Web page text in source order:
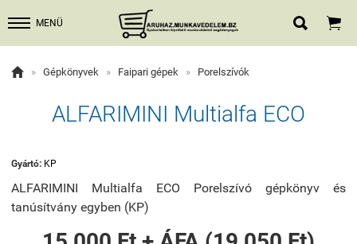
MENÜ  
 » Gépkönyvek » Faipari gépek » Porelszívók
ALFARIMINI Multialfa ECO
Gyártó: KP
ALFARIMINI Multialfa ECO Porelszívó gépkönyv és
tanúsítvány egyben (KP)